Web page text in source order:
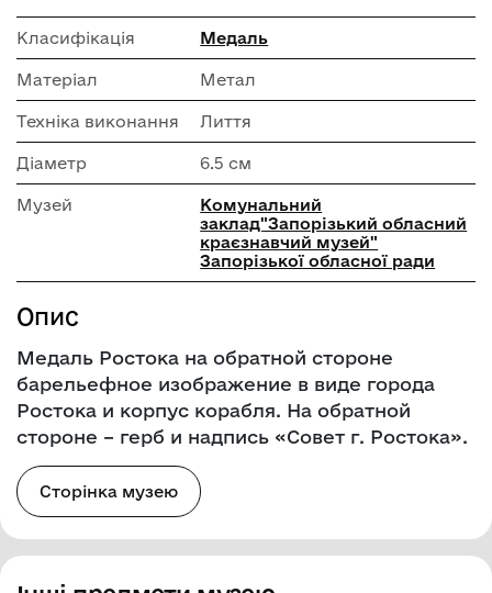
Класифікація Медаль
Матеріал Метал
Техніка виконання Лиття
Діаметр 6.5 см
Музей
Комунальний
заклад"Запорізький обласний
краєзнавчий музей"
Запорізької обласної ради
Опис
Медаль Ростока на обратной стороне
барельефное изображение в виде города
Ростока и корпус корабля. На обратной
стороне – герб и надпись «Совет г. Ростока».
Сторінка музею